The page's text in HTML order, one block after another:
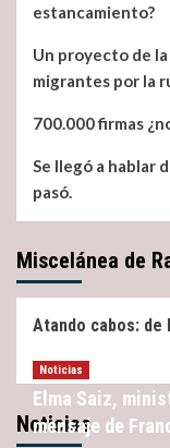
estancamiento?
Un proyecto de
migrantes por la
700.000 firmas
Se llegó a hablar
pasó.
Miscelánea de
Miscelánea Noticias
Atando cabos: de
Noticias
Noticias
Elma Saiz,
mensaje de